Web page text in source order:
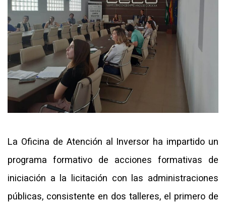
La Oficina de Atención al Inversor ha impartido un
programa formativo de acciones formativas de
iniciación a la licitación con las administraciones
públicas, consistente en dos talleres, el primero de